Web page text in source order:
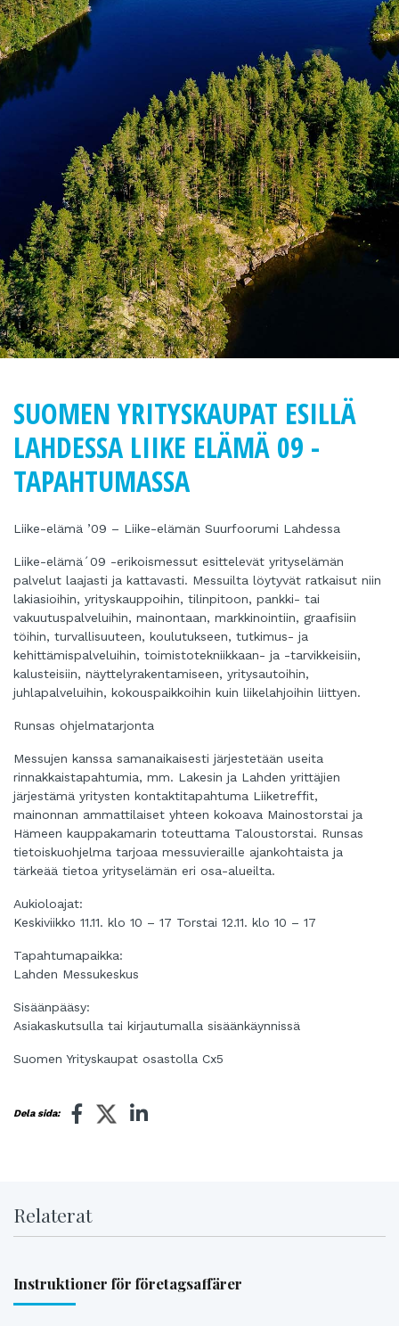
SUOMEN YRITYSKAUPAT ESILLÄ
LAHDESSA LIIKE ELÄMÄ 09 -
TAPAHTUMASSA
Liike-elämä ’09 – Liike-elämän Suurfoorumi Lahdessa
Liike-elämä´09 -erikoismessut esittelevät yrityselämän
palvelut laajasti ja kattavasti. Messuilta löytyvät ratkaisut niin
lakiasioihin, yrityskauppoihin, tilinpitoon, pankki- tai
vakuutuspalveluihin, mainontaan, markkinointiin, graafisiin
töihin, turvallisuuteen, koulutukseen, tutkimus- ja
kehittämispalveluihin, toimistotekniikkaan- ja -tarvikkeisiin,
kalusteisiin, näyttelyrakentamiseen, yritysautoihin,
juhlapalveluihin, kokouspaikkoihin kuin liikelahjoihin liittyen.
Runsas ohjelmatarjonta
Messujen kanssa samanaikaisesti järjestetään useita
rinnakkaistapahtumia, mm. Lakesin ja Lahden yrittäjien
järjestämä yritysten kontaktitapahtuma Liiketreffit,
mainonnan ammattilaiset yhteen kokoava Mainostorstai ja
Hämeen kauppakamarin toteuttama Taloustorstai. Runsas
tietoiskuohjelma tarjoaa messuvieraille ajankohtaista ja
tärkeää tietoa yrityselämän eri osa-alueilta.
Aukioloajat:
Keskiviikko 11.11. klo 10 – 17 Torstai 12.11. klo 10 – 17
Tapahtumapaikka:
Lahden Messukeskus
Sisäänpääsy:
Asiakaskutsulla tai kirjautumalla sisäänkäynnissä
Suomen Yrityskaupat osastolla Cx5
Dela sida:
Relaterat
Instruktioner för företagsaffärer